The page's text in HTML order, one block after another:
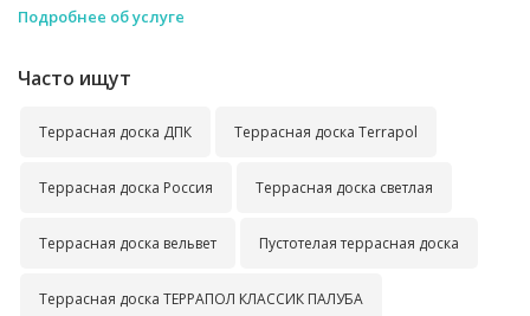
Подробнее об услуге
Часто ищут
Террасная доска ДПК Террасная доска Terrapol
Террасная доска Россия Террасная доска светлая
Террасная доска вельвет Пустотелая террасная доска
Террасная доска ТЕРРАПОЛ КЛАССИК ПАЛУБА